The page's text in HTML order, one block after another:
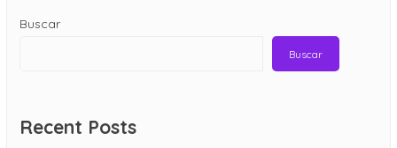
Buscar
Buscar
Recent Posts